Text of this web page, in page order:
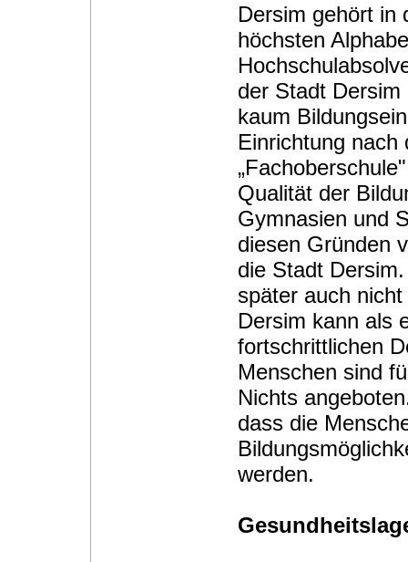
Dersim gehört in
höchsten
der Stadt
kaum
Einrichtung nach
Qualität der
Gymnasien und
diesen Gründen
die Stadt
später auch
Dersim kann als
fortschrittlichen
Menschen sind
Nichts
dass die
werden.